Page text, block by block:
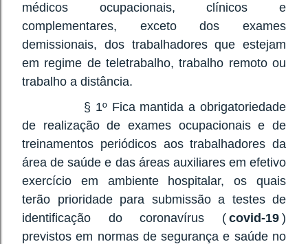
médicos ocupacionais, clínicos e
complementares, exceto dos exames
demissionais, dos trabalhadores que estejam
em regime de teletrabalho, trabalho remoto ou
trabalho a distância.
§ 1º Fica mantida a obrigatoriedade
de realização de exames ocupacionais e de
treinamentos periódicos aos trabalhadores da
área de saúde e das áreas auxiliares em efetivo
exercício em ambiente hospitalar, os quais
terão prioridade para submissão a testes de
identificação do coronavírus ( covid-19 )
previstos em normas de segurança e saúde no